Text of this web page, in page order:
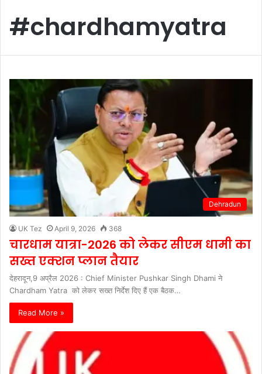
#chardhamyatra
Dehradun
UK Tez April 9, 2026 368
चारधाम यात्रा-2026 को लेकर सीएम धामी का
सख्त एक्शन प्लान तैयार
देहरादून,9 अप्रैल 2026 : Chief Minister Pushkar Singh Dhami ने
Chardham Yatra को लेकर सख्त निर्देश दिए हैं एक बैठक…
Read More »